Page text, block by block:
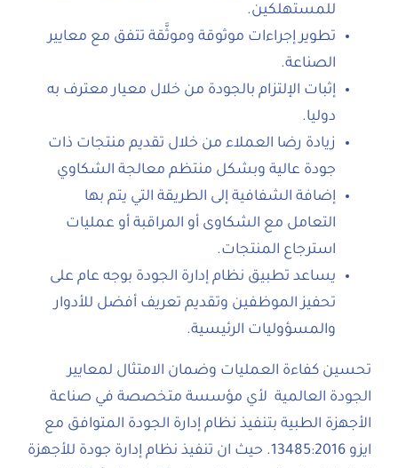
للمستهلكين.
تطوير إجراءات موثوقة وموثَّقة تتفق مع معايير
الصناعة.
إثبات الإلتزام بالجودة من خلال معيار معترف به
دوليا.
زيادة رضا العملاء من خلال تقديم منتجات ذات
جودة عالية وبشكل منتظم معالجة الشكاوي
إضافة الشفافية إلى الطريقة التي يتم بها
التعامل مع الشكاوى أو المراقبة أو عمليات
استرجاع المنتجات.
يساعد تطبيق نظام إدارة الجودة بوجه عام على
تحفيز الموظفين وتقديم تعريف أفضل للأدوار
والمسؤوليات الرئيسية.
تحسين كفاءة العمليات وضمان الامتثال لمعايير
الجودة العالمية لأي مؤسسة متخصصة في صناعة
الأجهزة الطبية بتنفيذ نظام إدارة الجودة المتوافق مع
ايزو 13485:2016. حيث ان تنفيذ نظام إدارة جودة للأجهزة